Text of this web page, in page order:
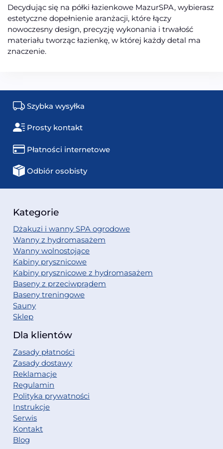
Decydując się na półki łazienkowe MazurSPA, wybierasz
estetyczne dopełnienie aranżacji, które łączy
nowoczesny design, precyzję wykonania i trwałość
materiału tworząc łazienkę, w której każdy detal ma
znaczenie.
Szybka wysyłka
Prosty kontakt
Płatności internetowe
Odbiór osobisty
Kategorie
Dżakuzi i wanny SPA ogrodowe
Wanny z hydromasażem
Wanny wolnostojące
Kabiny prysznicowe
Kabiny prysznicowe z hydromasażem
Baseny z przeciwprądem
Baseny treningowe
Sauny
Sklep
Dla klientów
Zasady płatności
Zasady dostawy
Reklamacje
Regulamin
Polityka prywatności
Instrukcje
Serwis
Kontakt
Blog